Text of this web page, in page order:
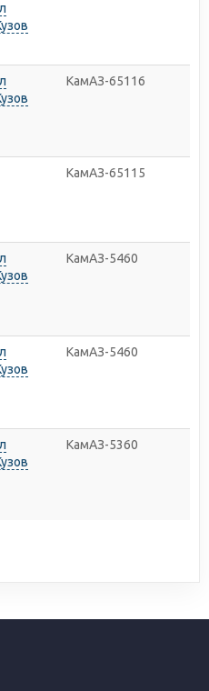
КамАЗ-65116
КамАЗ-65115
КамАЗ-5460
КамАЗ-5460
КамАЗ-5360